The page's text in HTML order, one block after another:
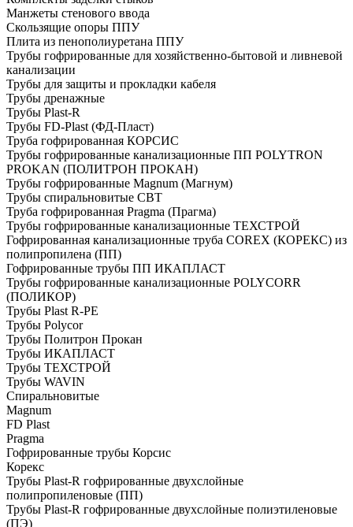
Манжеты стенового ввода
Скользящие опоры ППУ
Плита из пенополиуретана ППУ
Трубы гофрированные для хозяйственно-бытовой и ливневой
канализации
Трубы для защиты и прокладки кабеля
Трубы дренажные
Трубы Plast-R
Трубы FD-Plast (ФД-Пласт)
Труба гофрированная КОРСИС
Трубы гофрированные канализационные ПП POLYTRON
PROKAN (ПОЛИТРОН ПРОКАН)
Трубы гофрированные Magnum (Магнум)
Трубы спиральновитые СВТ
Труба гофрированная Pragma (Прагма)
Трубы гофрированные канализационные ТЕХСТРОЙ
Гофрированная канализационные труба COREX (КОРЕКС) из
полипропилена (ПП)
Гофрированные трубы ПП ИКАПЛАСТ
Трубы гофрированные канализационные POLYCORR
(ПОЛИКОР)
Трубы Plast R-PE
Трубы Polycor
Трубы Политрон Прокан
Трубы ИКАПЛАСТ
Трубы ТЕХСТРОЙ
Трубы WAVIN
Спиральновитые
Magnum
FD Plast
Pragma
Гофрированные трубы Корсис
Корекс
Трубы Plast-R гофрированные двухслойные
полипропиленовые (ПП)
Трубы Plast-R гофрированные двухслойные полиэтиленовые
(ПЭ)